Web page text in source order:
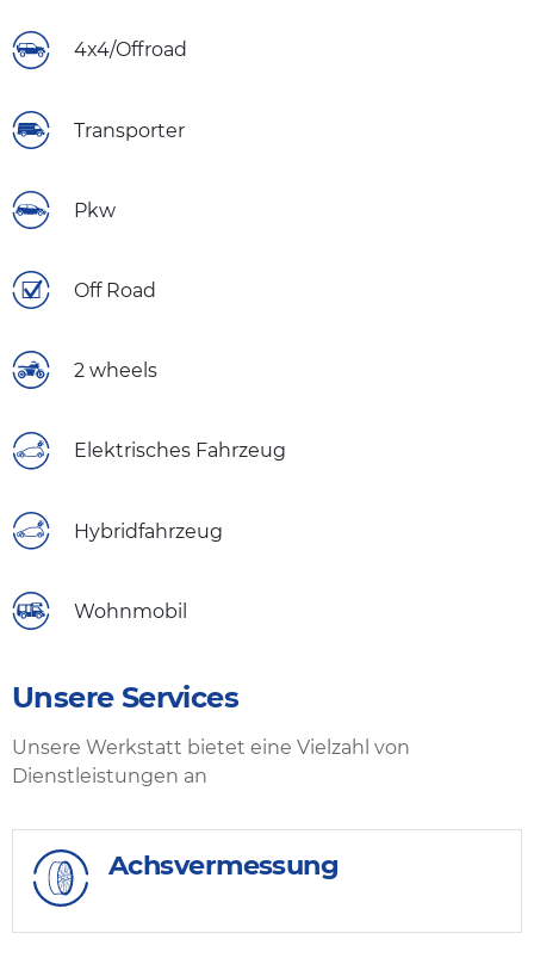
4x4/Offroad
Transporter
Pkw
Off Road
2 wheels
Elektrisches Fahrzeug
Hybridfahrzeug
Wohnmobil
Unsere Services
Unsere Werkstatt bietet eine Vielzahl von
Dienstleistungen an
Achsvermessung